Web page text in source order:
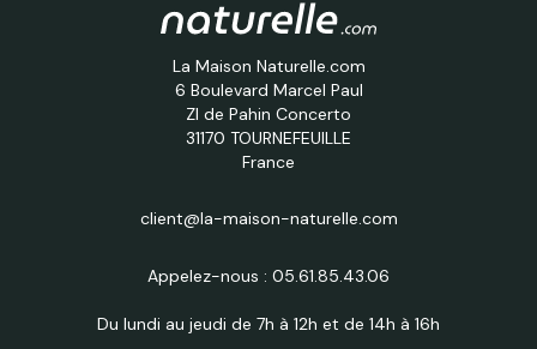
La Maison Naturelle.com
6 Boulevard Marcel Paul
ZI de Pahin Concerto
31170 TOURNEFEUILLE
France
client@la-maison-naturelle.com
Appelez-nous : 05.61.85.43.06
Du lundi au jeudi de 7h à 12h et de 14h à 16h